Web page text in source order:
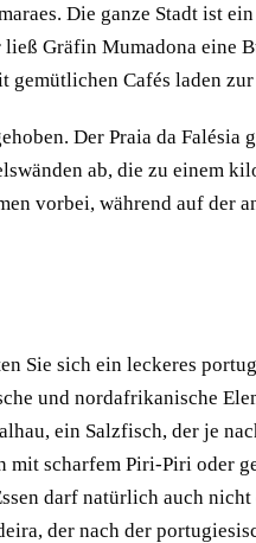
Die ganze Stadt ist
Gräfin Mumadona eine
gemütlichen Cafés laden zur
Der Praia da Falésia
ab, die zu einem
vorbei, während auf der
Sie sich ein leckeres
und nordafrikanische
ein Salzfisch, der je
scharfem Piri-Piri oder
darf natürlich auch
der nach der